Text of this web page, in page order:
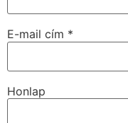
E-mail cím *
Honlap